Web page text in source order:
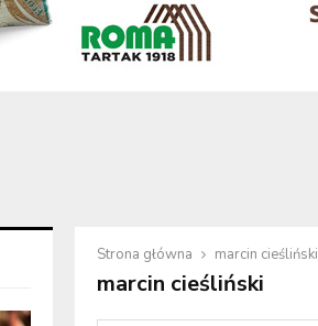
Strona główna marcin cieśliński
marcin cieśliński